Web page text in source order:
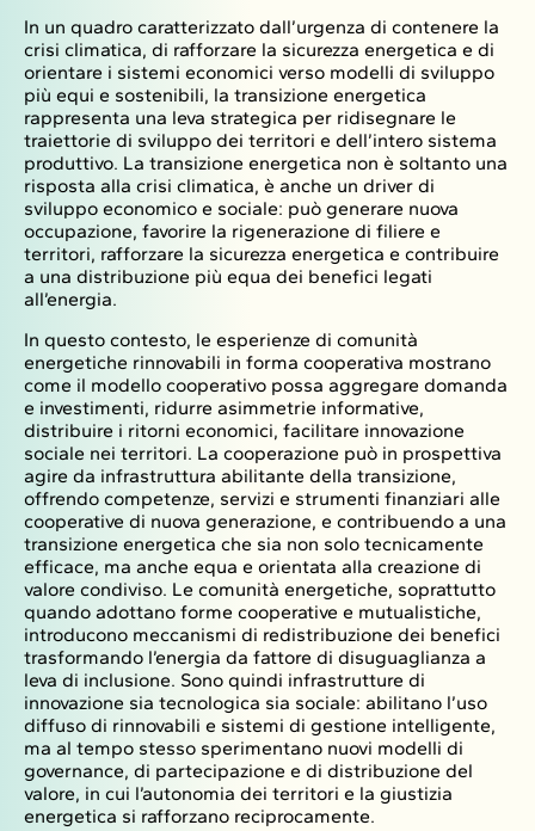
In un quadro caratterizzato dall’urgenza di contenere la
crisi climatica, di rafforzare la sicurezza energetica e di
orientare i sistemi economici verso modelli di sviluppo
più equi e sostenibili, la transizione energetica
rappresenta una leva strategica per ridisegnare le
traiettorie di sviluppo dei territori e dell’intero sistema
produttivo. La transizione energetica non è soltanto una
risposta alla crisi climatica, è anche un driver di
sviluppo economico e sociale: può generare nuova
occupazione, favorire la rigenerazione di filiere e
territori, rafforzare la sicurezza energetica e contribuire
a una distribuzione più equa dei benefici legati
all’energia.
In questo contesto, le esperienze di comunità
energetiche rinnovabili in forma cooperativa mostrano
come il modello cooperativo possa aggregare domanda
e investimenti, ridurre asimmetrie informative,
distribuire i ritorni economici, facilitare innovazione
sociale nei territori. La cooperazione può in prospettiva
agire da infrastruttura abilitante della transizione,
offrendo competenze, servizi e strumenti finanziari alle
cooperative di nuova generazione, e contribuendo a una
transizione energetica che sia non solo tecnicamente
efficace, ma anche equa e orientata alla creazione di
valore condiviso. Le comunità energetiche, soprattutto
quando adottano forme cooperative e mutualistiche,
introducono meccanismi di redistribuzione dei benefici
trasformando l’energia da fattore di disuguaglianza a
leva di inclusione. Sono quindi infrastrutture di
innovazione sia tecnologica sia sociale: abilitano l’uso
diffuso di rinnovabili e sistemi di gestione intelligente,
ma al tempo stesso sperimentano nuovi modelli di
governance, di partecipazione e di distribuzione del
valore, in cui l’autonomia dei territori e la giustizia
energetica si rafforzano reciprocamente.